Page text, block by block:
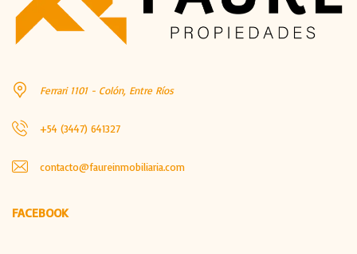
Ferrari 1101 - Colón, Entre Ríos
+54 (3447) 641327
contacto@faureinmobiliaria.com
FACEBOOK